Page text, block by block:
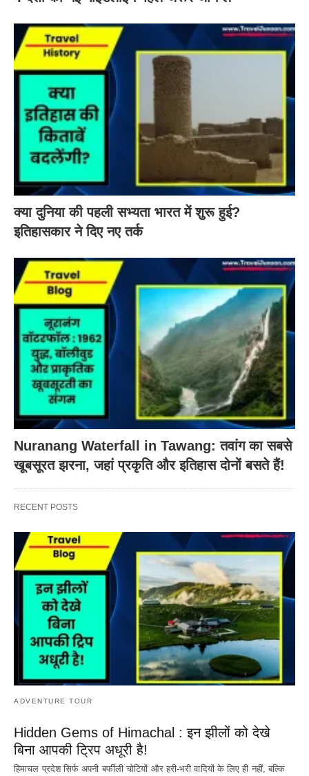
क्या दुनिया की पहली सभ्यता भारत में शुरू हुई?
इतिहासकार ने दिए नए तर्क
Nuranang Waterfall in Tawang: तवांग का सबसे
खूबसूरत झरना, जहां प्रकृति और इतिहास दोनों बसते हैं!
RECENT POSTS
ADVENTURE TOUR
Hidden Gems of Himachal : इन झीलों को देखे
बिना आपकी ट्रिप अधूरी है!
हिमाचल प्रदेश सिर्फ अपनी बर्फीली चोटियों और हरी-भरी वादियों के लिए ही नहीं, बल्कि